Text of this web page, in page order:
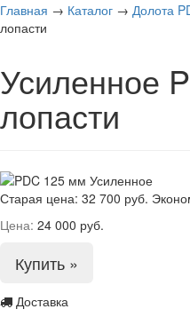
Главная → Каталог → Долота
лопасти
Усиленное
лопасти
Старая цена: 32 700 руб.
Цена: 24 000 руб.
Купить »
Доставка